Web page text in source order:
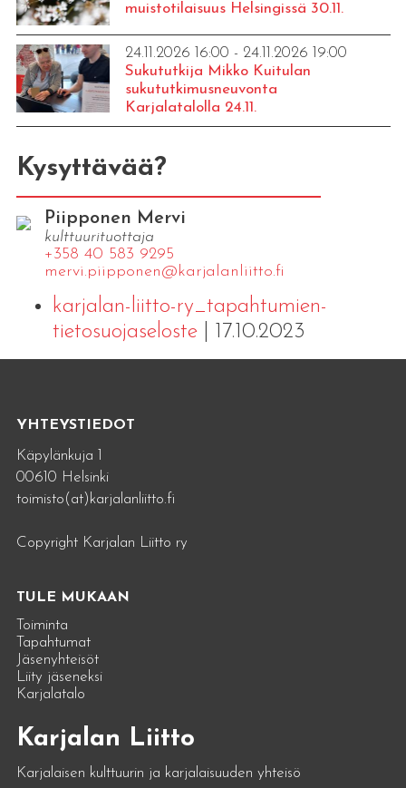
muistotilaisuus Helsingissä 30.11.
24.11.2026 16:00 - 24.11.2026 19:00
Sukututkija Mikko Kuitulan
sukututkimusneuvonta
Karjalatalolla 24.11.
Kysyttävää?
Piipponen Mervi
kulttuurituottaja
+358 40 583 9295
mervi.​piipponen@​kar​jala​nlii​tto.​fi
karjalan-liitto-ry_tapahtumien-
tietosuojaseloste| 17.10.2023
YHTEYSTIEDOT
Käpylänkuja 1
00610 Helsinki
toimisto(at)karjalanliitto.fi
Copyright Karjalan Liitto ry
TULE MUKAAN
Toiminta
Tapahtumat
Jäsenyhteisöt
Liity jäseneksi
Karjalatalo
Karjalan Liitto
Karjalaisen kulttuurin ja karjalaisuuden yhteisö